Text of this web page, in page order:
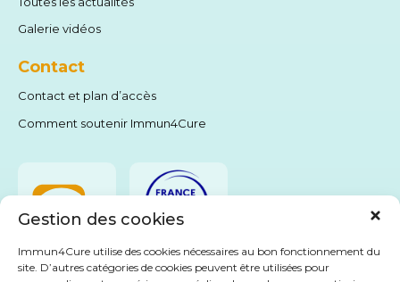
Gestion des cookies
Immun4Cure utilise des cookies nécessaires au bon fonctionnement du
site. D’autres catégories de cookies peuvent être utilisées pour
Galerie vidéos
Contact
Contact et plan d’accès
Comment soutenir Immun4Cure